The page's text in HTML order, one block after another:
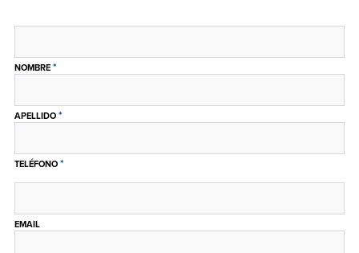
NOMBRE *
APELLIDO *
TELÉFONO *
EMAIL